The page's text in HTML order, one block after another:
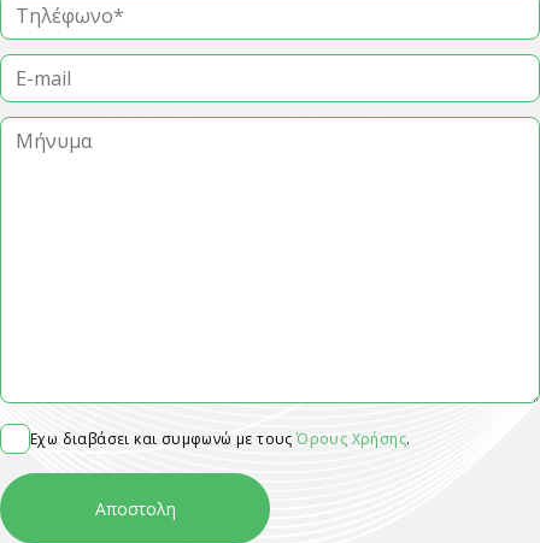
Εχω διαβάσει και συμφωνώ με τουςΌρους Χρήσης.